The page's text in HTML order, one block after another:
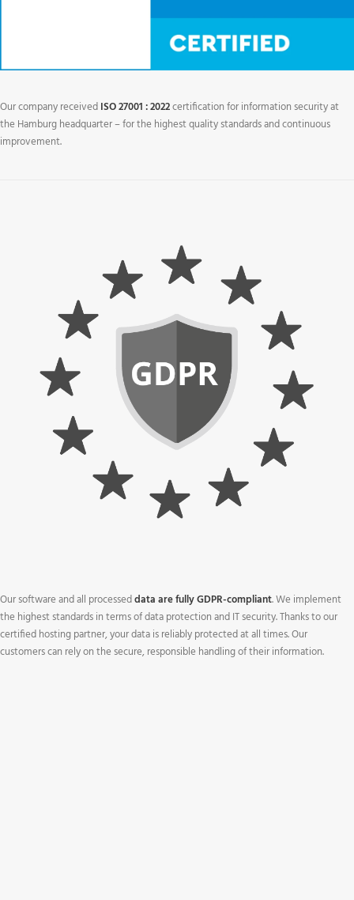
Our company receivedISO 27001 : 2022certification for information security at
the Hamburg headquarter – for the highest quality standards and continuous
improvement.
Our software and all processeddata are fully GDPR-compliant. We implement
the highest standards in terms of data protection and IT security. Thanks to our
certified hosting partner, your data is reliably protected at all times. Our
customers can rely on the secure, responsible handling of their information.